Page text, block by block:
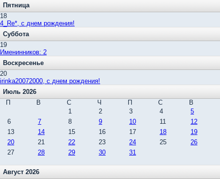
Пятница
18
4_Re*, c днем рождения!
Суббота
19
Именинников: 2
Воскресенье
20
irinka20072000, c днем рождения!
Июль 2026
П
В С Ч П С
В
1
2 3 4
5
6
7 8 9 10 11
12
13
14 15 16 17 18
19
20
21 22 23 24 25
26
27
28 29 30 31
Август 2026